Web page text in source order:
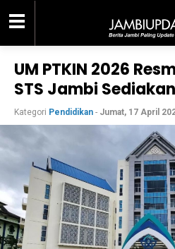
UM PTKIN 2026
STS Jambi
Kategori Pendidikan - Jumat, 17 April